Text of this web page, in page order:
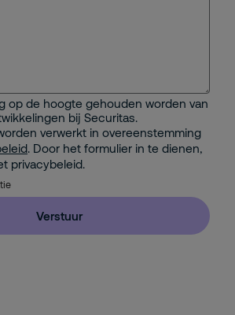
op de hoogte gehouden worden van
bij Securitas.
verwerkt in overeenstemming
. Door het formulier in te dienen,
privacybeleid.
Verstuur